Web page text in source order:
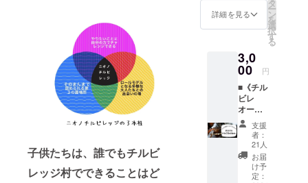
子供たちは、誰でもチルビ
レッジ村でできることはど
す ※
ニック
など、
本名以
外のお
名前で
掲載希
望され
る方は
備考欄
に記載
おねが
いいた
しま
点プレ
オープ
月）ハ
レとケ
コー
ヒー村
民価格
（¥500
） ○開
拓者限
定 村
民オー
プン
ワーク
ショッ
ださい
○開拓期
間（拠
点プレ
オープ
ン期間
３月〜5
月）イ
ベント
参加
1000円
割引（1
ご紹介
します
○開拓期
オープ
ン期間
月）施
設使用
料無料
券※ぜひ
あなた
の活動
のイベ
ントや
販売、
月〜4月
定をみ
ながら
決定し
ます。
※どうし
ても予
定の合
わな
かった
方は別
途サー
ビス券
んと子
供達で
つくっ
ノチル
ビレッ
ジのロ
ゴと、
青い鳥
たちを
ステッ
カーに
して送
付いた
しま
す。 サ
詳細を見る
タ
ー
ン
を
選
択
す
る
3,0
00 円
■《チル
ビレ
オープ
ン記
念》ハ
レとケ
珈琲オ
リジナ
ルブレ
支援
者：
21人
お届
け予
定：